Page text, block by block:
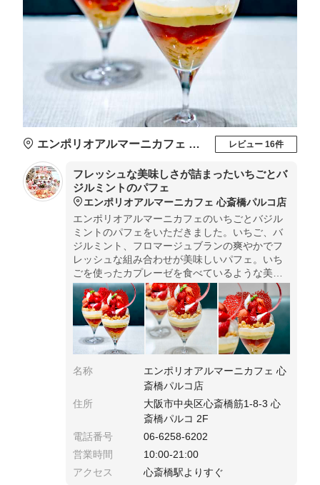
エンポリオアルマーニカフェ 心斎橋パルコ店 レビュー 16件
フレッシュな美味しさが詰まったいちごとバ
ジルミントのパフェ
エンポリオアルマーニカフェ 心斎橋パルコ店
エンポリオアルマーニカフェのいちごとバジル
ミントのパフェをいただきました。いちご、バ
ジルミント、フロマージュブランの爽やかでフ
レッシュな組み合わせが美味しいパフェ。いち
ごを使ったカプレーゼを食べているような美味
しさのパフェでした。
名称
エンポリオアルマーニカフェ 心
斎橋パルコ店
住所
大阪市中央区心斎橋筋1-8-3 心
斎橋パルコ 2F
電話番号
06-6258-6202
営業時間
10:00-21:00
アクセス
心斎橋駅よりすぐ